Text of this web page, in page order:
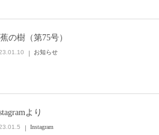
の樹（第75号）
お知らせ
より
Instagram